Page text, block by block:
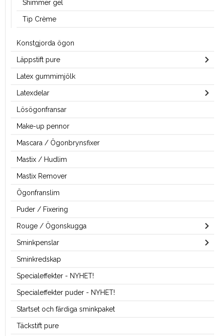
Shimmer gel
Tip Crème
Konstgjorda ögon
Läppstift pure
Latex gummimjölk
Latexdelar
Lösögonfransar
Make-up pennor
Mascara / Ögonbrynsfixer
Mastix / Hudlim
Mastix Remover
Ögonfranslim
Puder / Fixering
Rouge / Ögonskugga
Sminkpenslar
Sminkredskap
Specialeffekter - NYHET!
Specialeffekter puder - NYHET!
Startset och färdiga sminkpaket
Täckstift pure